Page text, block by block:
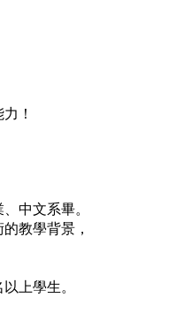
！
中文系畢。
教學背景，
上學生。